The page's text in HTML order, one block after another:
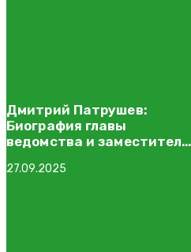
Дмитрий Патрушев:
Биография главы
ведомства и заместителя
27.09.2025